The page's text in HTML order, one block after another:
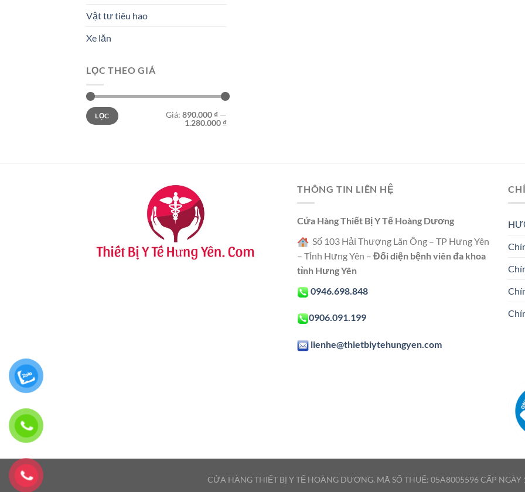
Vật tư tiêu hao
Xe lăn
LỌC THEO GIÁ
Giá
tối
thiểu
Giá
tối
đa
LỌC Giá: 890.000 ₫ —
1.280.000 ₫
THÔNG TIN LIÊN HỆ
Cửa Hàng Thiết Bị Y Tế Hoàng Dương
Số 103 Hải Thượng Lãn Ông – TP Hưng Yên
– Tỉnh Hưng Yên – Đối diện bệnh viên đa khoa
tỉnh Hưng Yên
0946.698.848
0906.091.199
lienhe@thietbiytehungyen.com
CỬA HÀNG THIẾT BỊ Y TẾ HOÀNG DƯƠNG. MÃ SỐ THUẾ: 05A8005596 CẤP